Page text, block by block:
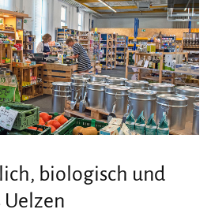
biologisch und